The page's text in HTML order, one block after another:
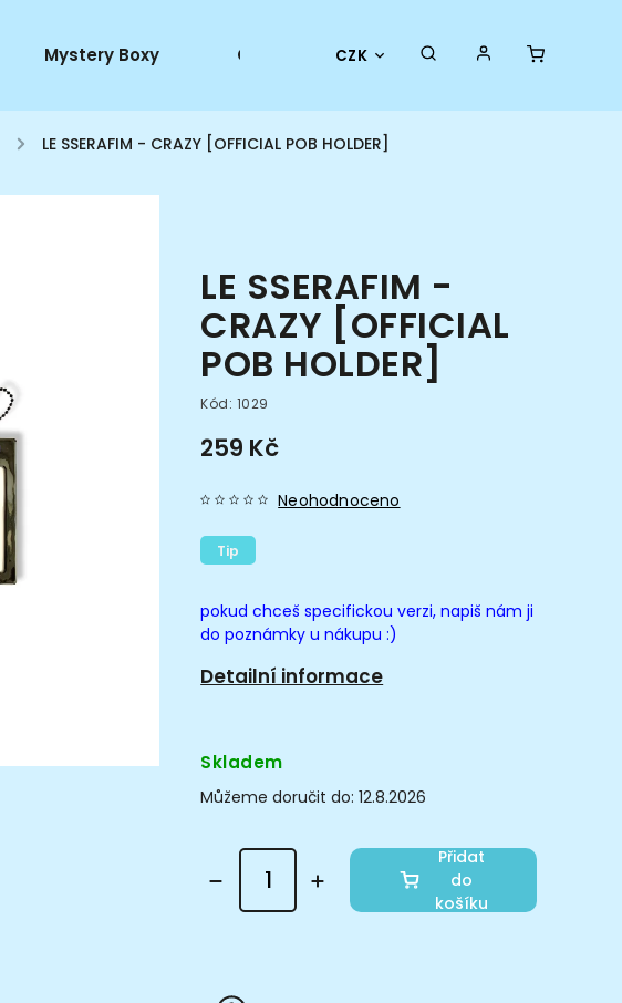
CZK
Mystery Boxy Collector goods Oficiální merch
/ LE SSERAFIM - CRAZY [OFFICIAL POB HOLDER]
LE SSERAFIM -
CRAZY [OFFICIAL
POB HOLDER]
Kód: 1029
259 Kč
Tip
Neohodnoceno
pokud chceš specifickou verzi, napiš nám ji
do poznámky u nákupu :)
Detailní informace
Skladem
Můžeme doručit do: 12.8.2026
Přidat
do
košíku